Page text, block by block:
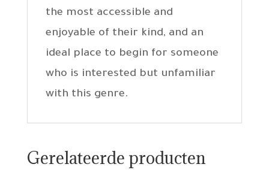
the most accessible and
enjoyable of their kind, and an
ideal place to begin for someone
who is interested but unfamiliar
with this genre.
Gerelateerde producten